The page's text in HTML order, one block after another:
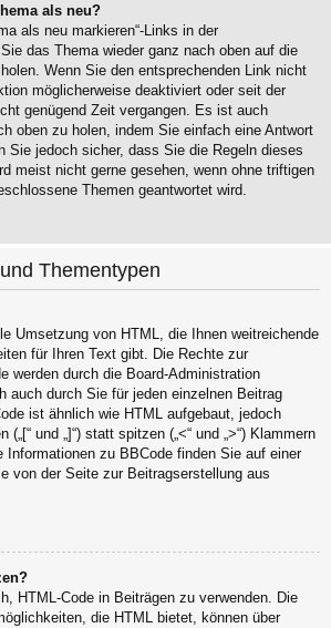
als neu?
als neu markieren“-Links in der
das Thema wieder ganz nach oben auf die
Wenn Sie den entsprechenden Link nicht
möglicherweise deaktiviert oder seit der
genügend Zeit vergangen. Es ist auch
oben zu holen, indem Sie einfach eine Antwort
Sie jedoch sicher, dass Sie die Regeln dieses
meist nicht gerne gesehen, wenn ohne triftigen
Themen geantwortet wird.
Thementypen
Umsetzung von HTML, die Ihnen weitreichende
für Ihren Text gibt. Die Rechte zur
werden durch die Board-Administration
auch durch Sie für jeden einzelnen Beitrag
ist ähnlich wie HTML aufgebaut, jedoch
und „]“) statt spitzen („<“ und „>“) Klammern
Informationen zu BBCode finden Sie auf einer
von der Seite zur Beitragserstellung aus
HTML-Code in Beiträgen zu verwenden. Die
die HTML bietet, können über